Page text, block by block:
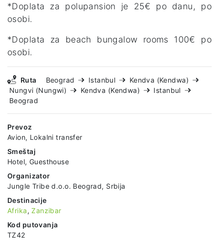
*Doplata za polupansion je 25€ po danu, po
osobi.
*Doplata za beach bungalow rooms 100€ po
osobi.
Ruta Beograd Istanbul
Kendva (Kendwa)
Nungvi (Nungwi)
Kendva (Kendwa)
Istanbul
Beograd
Prevoz
Avion, Lokalni transfer
Smeštaj
Hotel, Guesthouse
Organizator
Jungle Tribe d.o.o. Beograd, Srbija
Destinacije
Afrika,Zanzibar
Kod putovanja
TZ42